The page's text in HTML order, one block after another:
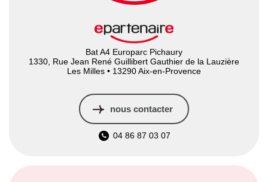
Bat A4 Europarc Pichaury
1330, Rue Jean René Guillibert Gauthier de la Lauzière
Les Milles • 13290 Aix-en-Provence
nous contacter
04 86 87 03 07